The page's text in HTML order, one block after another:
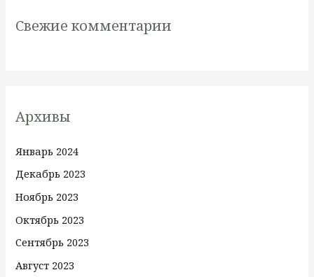
Свежие комментарии
Архивы
Январь 2024
Декабрь 2023
Ноябрь 2023
Октябрь 2023
Сентябрь 2023
Август 2023